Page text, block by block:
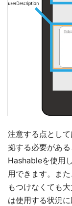
注意する点とし
拠する必要がある
Hashableを使用
用できます。ま
もつけなくても
は使用する状況に